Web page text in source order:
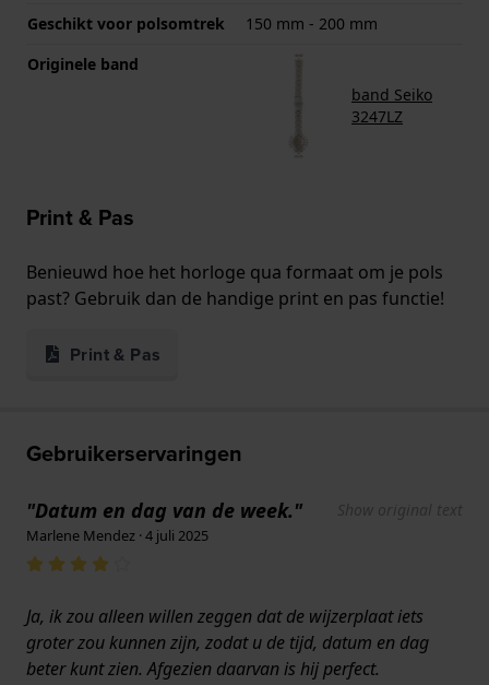
Geschikt voor polsomtrek
150 mm - 200 mm
Originele band
band Seiko
3247LZ
Print & Pas
Benieuwd hoe het horloge qua formaat om je pols
past? Gebruik dan de handige print en pas functie!
Print & Pas
Gebruikerservaringen
"Datum en dag van de week." Show original text
Marlene Mendez · 4 juli 2025
Ja, ik zou alleen willen zeggen dat de wijzerplaat iets
groter zou kunnen zijn, zodat u de tijd, datum en dag
beter kunt zien. Afgezien daarvan is hij perfect.